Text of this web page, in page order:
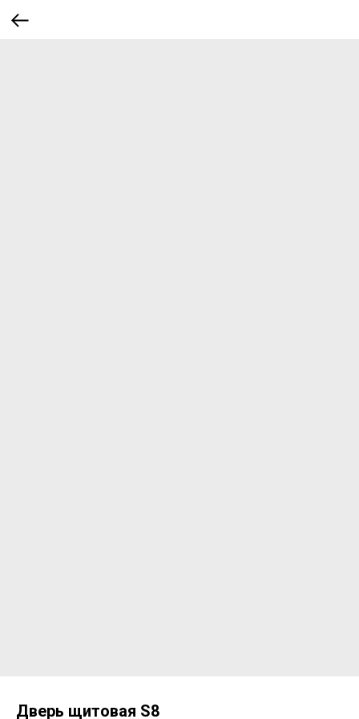
Дверь щитовая S8